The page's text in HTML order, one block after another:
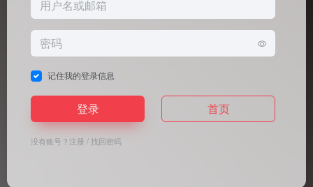
记住我的登录信息
登录 首页
没有账号？注册 /找回密码